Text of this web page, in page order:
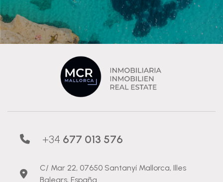
+34 677 013 576
C/ Mar 22, 07650 Santanyí Mallorca, Illes
Balears, España